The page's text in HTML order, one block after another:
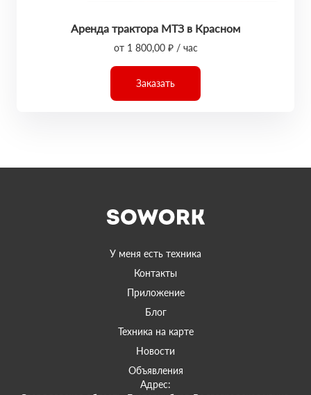
Аренда трактора МТЗ в Красном
от 1 800,00 ₽ / час
Заказать
У меня есть техника
Контакты
Приложение
Блог
Техника на карте
Новости
Объявления
Адрес: